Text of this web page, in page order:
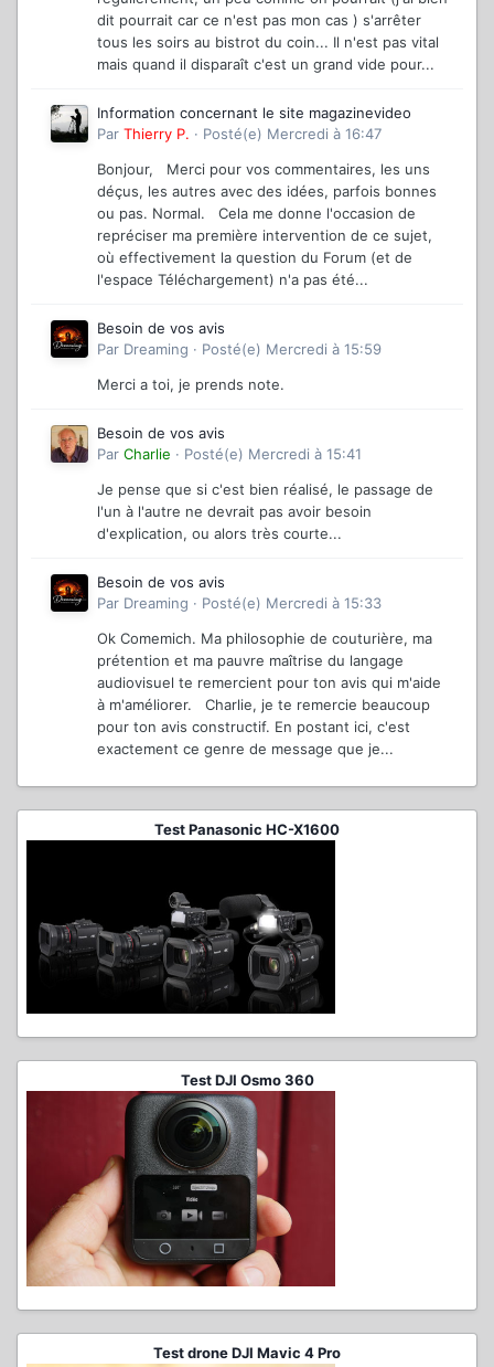
dit pourrait car ce n'est pas mon cas ) s'arrêter
tous les soirs au bistrot du coin... Il n'est pas vital
mais quand il disparaît c'est un grand vide pour...
Information concernant le site magazinevideo
Par Thierry P. · Posté(e) Mercredi à 16:47
Bonjour, Merci pour vos commentaires, les uns
déçus, les autres avec des idées, parfois bonnes
ou pas. Normal. Cela me donne l'occasion de
repréciser ma première intervention de ce sujet,
où effectivement la question du Forum (et de
l'espace Téléchargement) n'a pas été...
Besoin de vos avis
Par Dreaming · Posté(e) Mercredi à 15:59
Merci a toi, je prends note.
Besoin de vos avis
Par Charlie · Posté(e) Mercredi à 15:41
Je pense que si c'est bien réalisé, le passage de
l'un à l'autre ne devrait pas avoir besoin
d'explication, ou alors très courte...
Besoin de vos avis
Par Dreaming · Posté(e) Mercredi à 15:33
Ok Comemich. Ma philosophie de couturière, ma
prétention et ma pauvre maîtrise du langage
audiovisuel te remercient pour ton avis qui m'aide
à m'améliorer. Charlie, je te remercie beaucoup
pour ton avis constructif. En postant ici, c'est
exactement ce genre de message que je...
Test Panasonic HC-X1600
Test DJI Osmo 360
Test drone DJI Mavic 4 Pro